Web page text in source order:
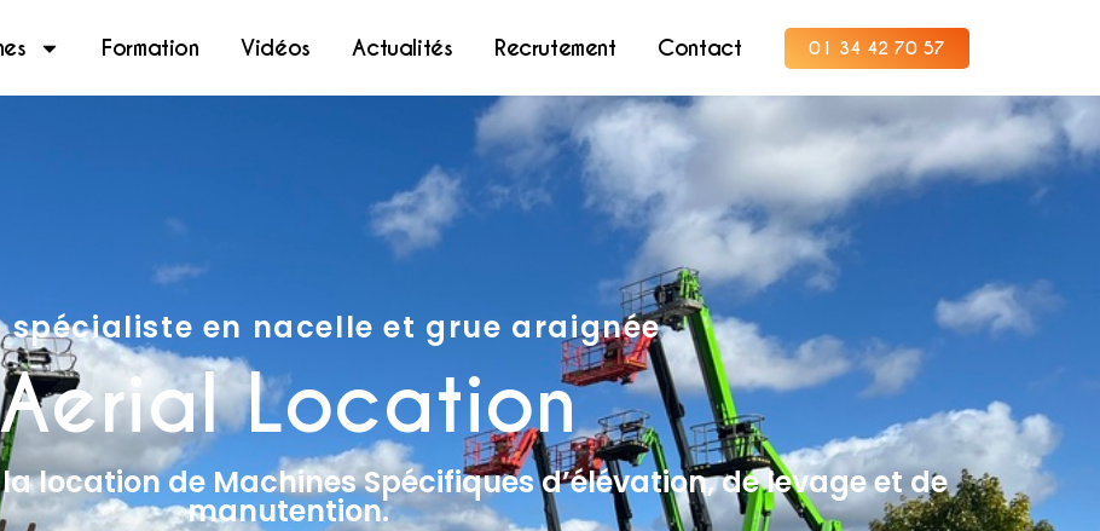
Formation Vidéos Actualités Recrutement Contact 01 34 42 70 57
spécialiste en nacelle et grue araignée
Location
la location de Machines Spécifiques d’élévation, de levage et de
manutention.